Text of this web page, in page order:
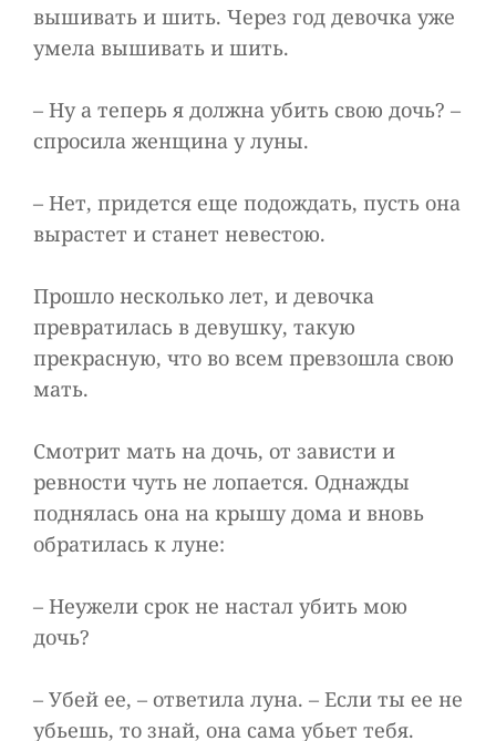
вышивать и шить. Через год девочка уже
умела вышивать и шить.
– Ну а теперь я должна убить свою дочь? –
спросила женщина у луны.
– Нет, придется еще подождать, пусть она
вырастет и станет невестою.
Прошло несколько лет, и девочка
превратилась в девушку, такую
прекрасную, что во всем превзошла свою
мать.
Смотрит мать на дочь, от зависти и
ревности чуть не лопается. Однажды
поднялась она на крышу дома и вновь
обратилась к луне:
– Неужели срок не настал убить мою
дочь?
– Убей ее, – ответила луна. – Если ты ее не
убьешь, то знай, она сама убьет тебя.